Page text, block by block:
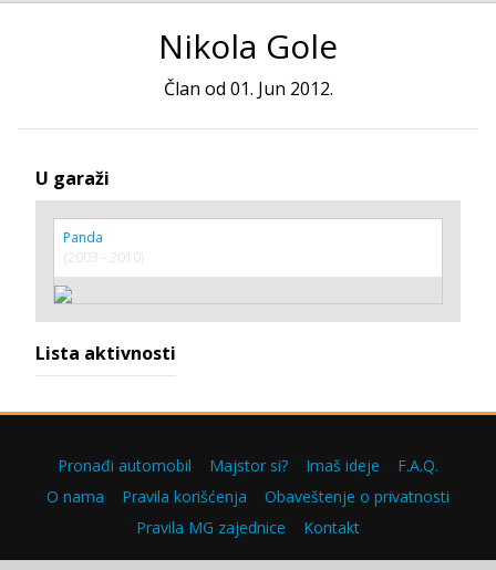
Nikola Gole
Član od 01. Jun 2012.
U garaži
Panda
(2003 - 2010)
Lista aktivnosti
Pronađi automobil Majstor si? Imaš ideje
F.A.Q.
O nama
Pravila korišćenja
Obaveštenje o privatnosti
Pravila MG zajednice
Kontakt